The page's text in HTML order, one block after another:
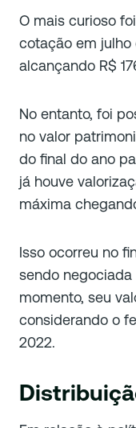
O mais curioso
cotação em julho
alcançando R$
No entanto, foi
no valor
do final do ano
já houve
máxima
Isso ocorreu no
sendo negociada
momento, seu
considerando o
2022.